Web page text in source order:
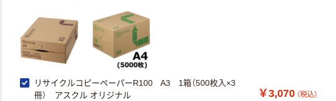
リサイクルコピーペーパーR100 A3 1箱（500枚入×3
冊） アスクル オリジナル
￥3,070 （税込）